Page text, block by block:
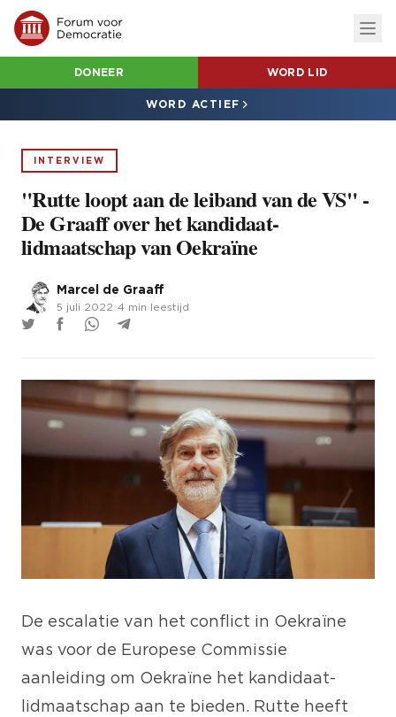
DONEER WORD LID
WORD ACTIEF
INTERVIEW
"Rutte loopt aan de leiband van de VS" -
De Graaff over het kandidaat-
lidmaatschap van Oekraïne
Marcel de Graaff
5 juli 2022 4 min leestijd
De escalatie van het conflict in Oekraïne
was voor de Europese Commissie
aanleiding om Oekraïne het kandidaat-
lidmaatschap aan te bieden. Rutte heeft